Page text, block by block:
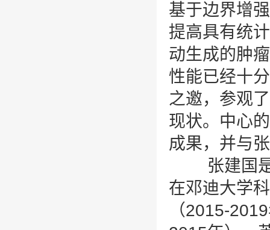
基于边界增
提高具有统
动生成的肿
性能已经十
之邀，参观
现状。中心
成果，并与
张建国是
在邓迪大学
（2015-